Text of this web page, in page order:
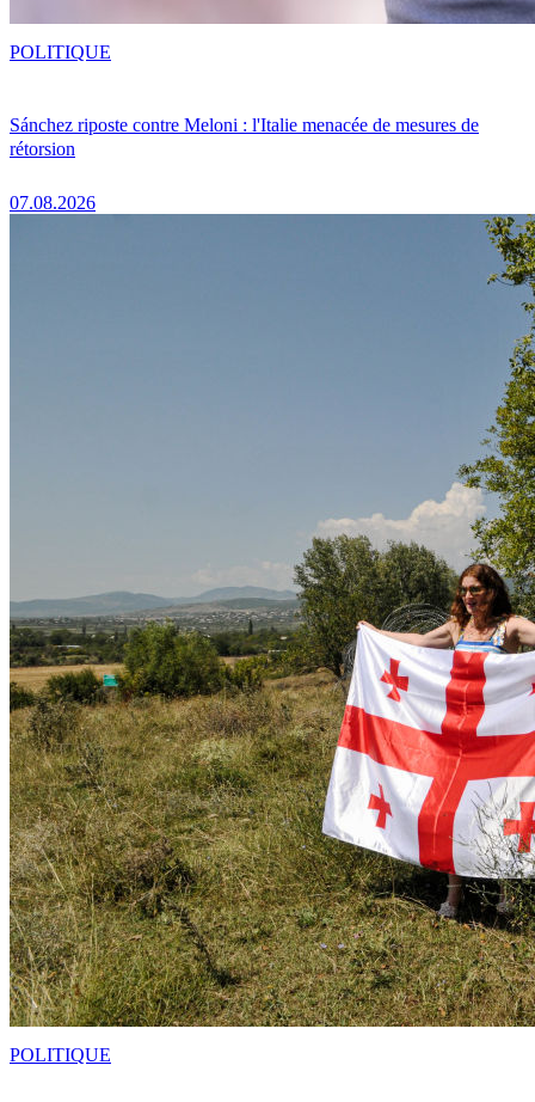
Sánchez riposte contre Meloni : l'Italie menacée de mesures de
rétorsion
07.08.2026
POLITIQUE
POLITIQUE